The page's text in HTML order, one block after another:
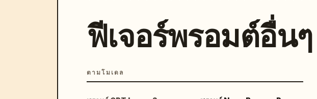
ฟีเจอร์พรอมต์อื่นๆ
ตามโมเดล